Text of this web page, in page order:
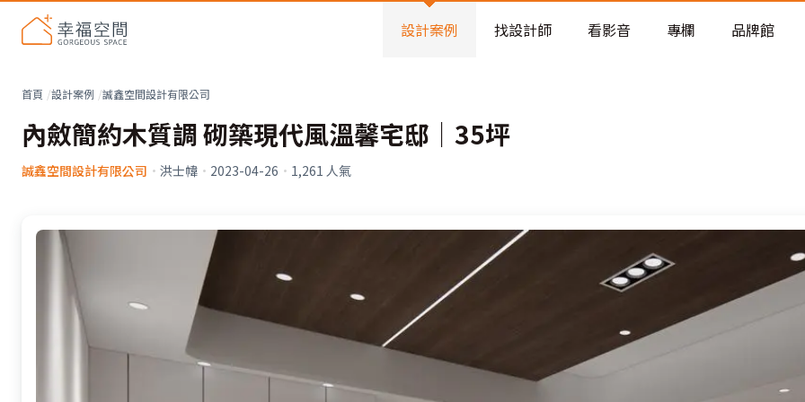
老屋預算分配與高 CP 值煥新術
設計案例 找設計師 看影音 專欄 品牌館
首頁 設計案例 誠鑫空間設計有限公司
內斂簡約木質調 砌築現代風溫馨宅邸│35坪
誠鑫空間設計有限公司 · 洪士幃 · 2023-04-26 · 1,261 人氣